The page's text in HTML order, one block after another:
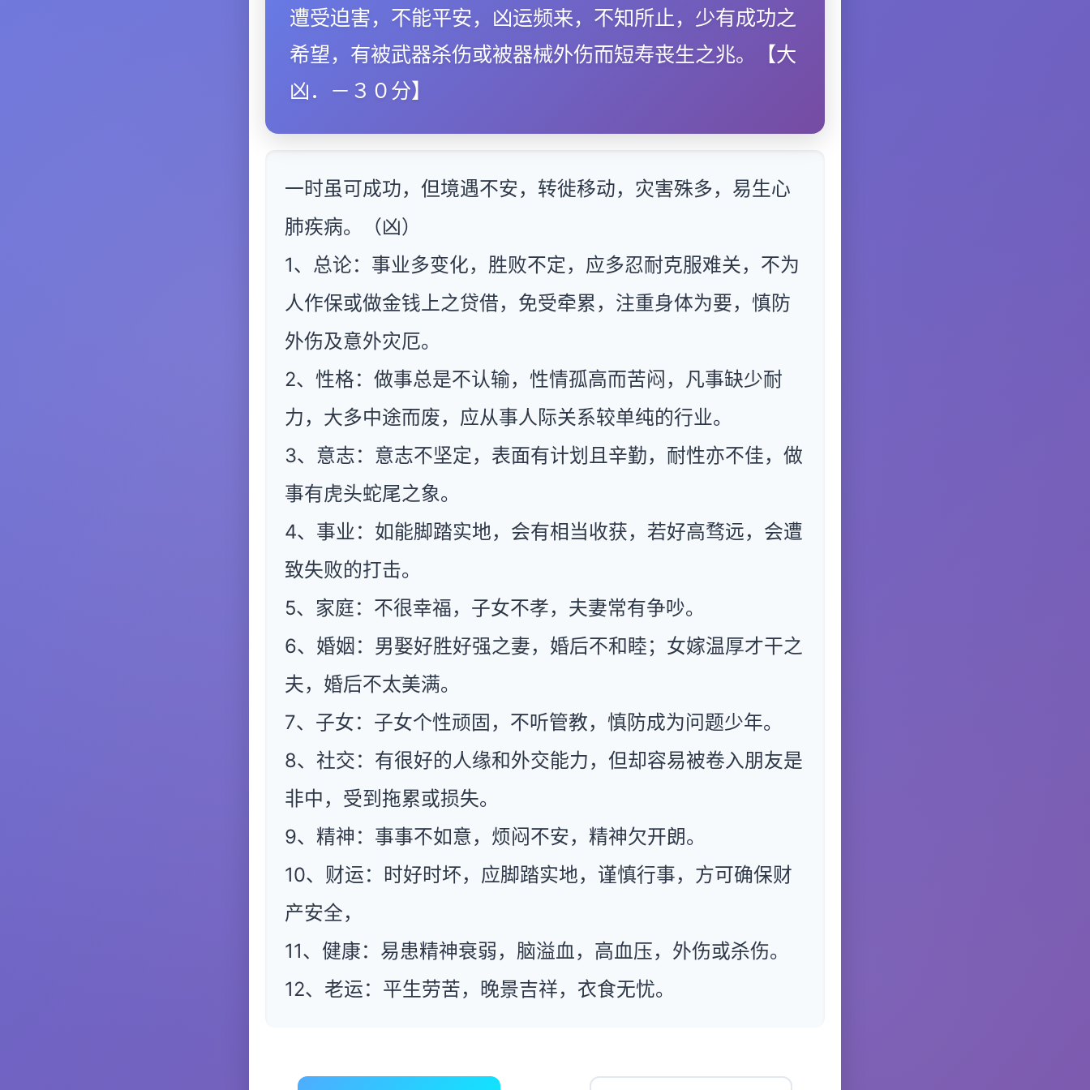
遭受迫害，不能平安，凶运频来，不知所止，少有成功之
希望，有被武器杀伤或被器械外伤而短寿丧生之兆。【大
凶．－３０分】
一时虽可成功，但境遇不安，转徙移动，灾害殊多，易生心
肺疾病。（凶）
1、总论：事业多变化，胜败不定，应多忍耐克服难关，不为
人作保或做金钱上之贷借，免受牵累，注重身体为要，慎防
外伤及意外灾厄。
2、性格：做事总是不认输，性情孤高而苦闷，凡事缺少耐
力，大多中途而废，应从事人际关系较单纯的行业。
3、意志：意志不坚定，表面有计划且辛勤，耐性亦不佳，做
事有虎头蛇尾之象。
4、事业：如能脚踏实地，会有相当收获，若好高骛远，会遭
致失败的打击。
5、家庭：不很幸福，子女不孝，夫妻常有争吵。
6、婚姻：男娶好胜好强之妻，婚后不和睦；女嫁温厚才干之
夫，婚后不太美满。
7、子女：子女个性顽固，不听管教，慎防成为问题少年。
8、社交：有很好的人缘和外交能力，但却容易被卷入朋友是
非中，受到拖累或损失。
9、精神：事事不如意，烦闷不安，精神欠开朗。
10、财运：时好时坏，应脚踏实地，谨慎行事，方可确保财
产安全，
11、健康：易患精神衰弱，脑溢血，高血压，外伤或杀伤。
12、老运：平生劳苦，晚景吉祥，衣食无忧。